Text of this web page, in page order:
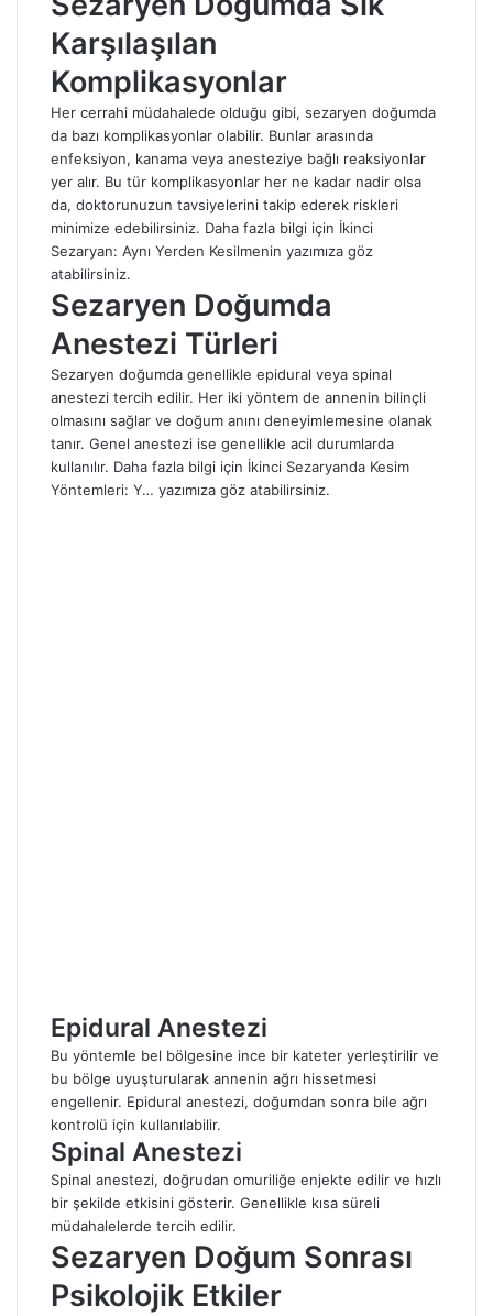
Karşılaşılan
Komplikasyonlar
Her cerrahi müdahalede olduğu gibi, sezaryen doğumda
da bazı komplikasyonlar olabilir. Bunlar arasında
enfeksiyon, kanama veya anesteziye bağlı reaksiyonlar
yer alır. Bu tür komplikasyonlar her ne kadar nadir olsa
da, doktorunuzun tavsiyelerini takip ederek riskleri
minimize edebilirsiniz. Daha fazla bilgi için İkinci
Sezaryan: Aynı Yerden Kesilmenin yazımıza göz
atabilirsiniz.
Sezaryen Doğumda
Anestezi Türleri
Sezaryen doğumda genellikle epidural veya spinal
anestezi tercih edilir. Her iki yöntem de annenin bilinçli
olmasını sağlar ve doğum anını deneyimlemesine olanak
tanır. Genel anestezi ise genellikle acil durumlarda
kullanılır. Daha fazla bilgi için İkinci Sezaryanda Kesim
Yöntemleri: Y… yazımıza göz atabilirsiniz.
Epidural Anestezi
Bu yöntemle bel bölgesine ince bir kateter yerleştirilir ve
bu bölge uyuşturularak annenin ağrı hissetmesi
engellenir. Epidural anestezi, doğumdan sonra bile ağrı
kontrolü için kullanılabilir.
Spinal Anestezi
Spinal anestezi, doğrudan omuriliğe enjekte edilir ve hızlı
bir şekilde etkisini gösterir. Genellikle kısa süreli
müdahalelerde tercih edilir.
Sezaryen Doğum Sonrası
Psikolojik Etkiler